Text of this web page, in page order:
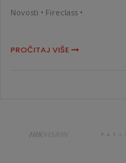
Novosti • Fireclass •
PROČITAJ VIŠE